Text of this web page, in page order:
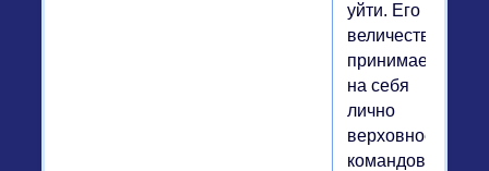
уйти. Его
величество
принимает
на себя
лично
верховное
командование